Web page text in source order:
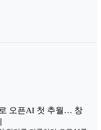
오픈AI 첫 추월… 창